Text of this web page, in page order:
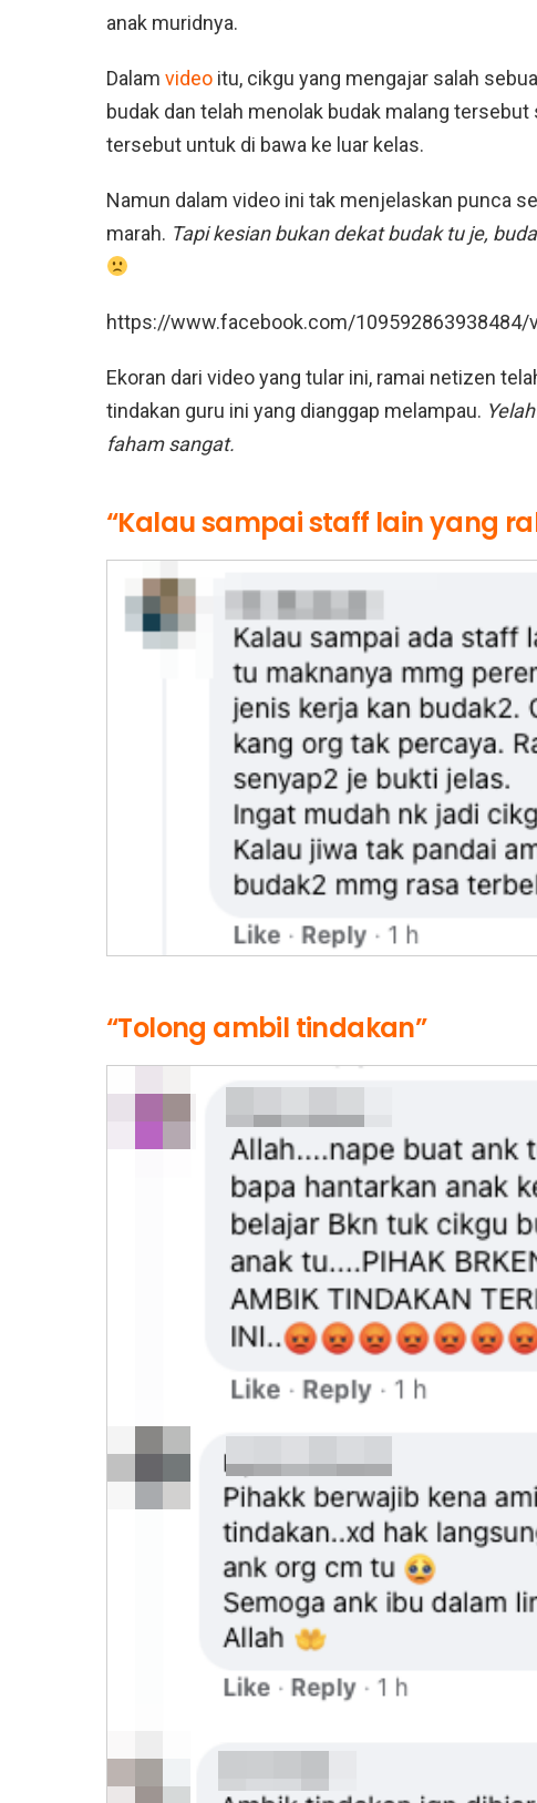
anak muridnya.
Dalam video itu, cikgu yang mengajar salah
budak dan telah menolak budak malang
tersebut untuk di bawa ke luar kelas.
Namun dalam video ini tak menjelaskan punca
marah. Tapi kesian bukan dekat budak tu je,
https://www.facebook.com/109592863938484/
Ekoran dari video yang tular ini, ramai netizen
tindakan guru ini yang dianggap melampau.
faham sangat.
“Kalau sampai staff lain yang
“Tolong ambil tindakan”